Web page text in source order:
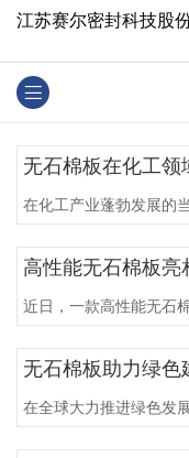
江苏赛尔密封科技股
无石棉板在化工领
在化工产业蓬勃发展的
高性能无石棉板
近日，一款高性能无石
无石棉板助力绿色
在全球大力推进绿色发